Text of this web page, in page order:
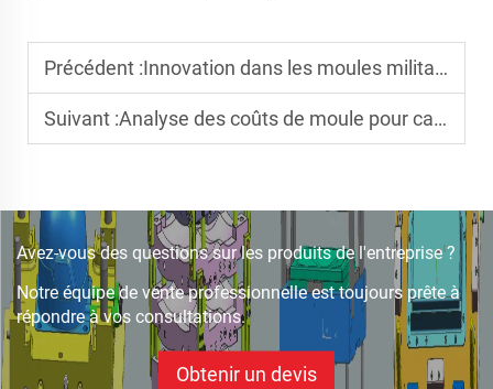
Précédent :Innovation dans les moules militaires : de nouvelles technologies façonnent la production de composants de défense
Suivant :Analyse des coûts de moule pour casque UHMWPE : Équilibrer qualité et budget
Avez-vous des questions sur les produits de l'entreprise ?
Notre équipe de vente professionnelle est toujours prête à
répondre à vos consultations.
Obtenir un devis